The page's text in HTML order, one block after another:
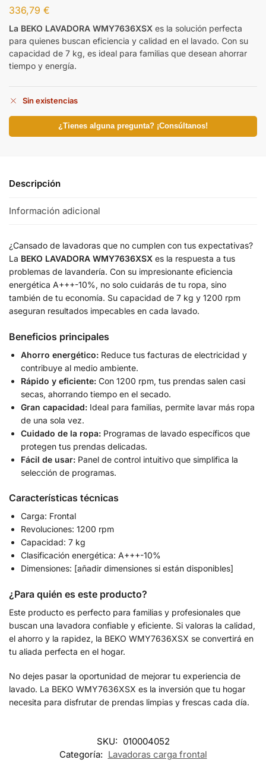
336,79 €
La BEKO LAVADORA WMY7636XSX es la solución perfecta
para quienes buscan eficiencia y calidad en el lavado. Con su
capacidad de 7 kg, es ideal para familias que desean ahorrar
tiempo y energía.
Sin existencias
¿Tienes alguna pregunta? ¡Consúltanos!
Descripción
Información adicional
¿Cansado de lavadoras que no cumplen con tus expectativas?
La BEKO LAVADORA WMY7636XSX es la respuesta a tus
problemas de lavandería. Con su impresionante eficiencia
energética A+++-10%, no solo cuidarás de tu ropa, sino
también de tu economía. Su capacidad de 7 kg y 1200 rpm
aseguran resultados impecables en cada lavado.
Beneficios principales
Ahorro energético: Reduce tus facturas de electricidad y
contribuye al medio ambiente.
Rápido y eficiente: Con 1200 rpm, tus prendas salen casi
secas, ahorrando tiempo en el secado.
Gran capacidad: Ideal para familias, permite lavar más ropa
de una sola vez.
Cuidado de la ropa: Programas de lavado específicos que
protegen tus prendas delicadas.
Fácil de usar: Panel de control intuitivo que simplifica la
selección de programas.
Características técnicas
Carga: Frontal
Revoluciones: 1200 rpm
Capacidad: 7 kg
Clasificación energética: A+++-10%
Dimensiones: [añadir dimensiones si están disponibles]
¿Para quién es este producto?
Este producto es perfecto para familias y profesionales que
buscan una lavadora confiable y eficiente. Si valoras la calidad,
el ahorro y la rapidez, la BEKO WMY7636XSX se convertirá en
tu aliada perfecta en el hogar.
No dejes pasar la oportunidad de mejorar tu experiencia de
lavado. La BEKO WMY7636XSX es la inversión que tu hogar
necesita para disfrutar de prendas limpias y frescas cada día.
SKU: 010004052
Categoría: Lavadoras carga frontal